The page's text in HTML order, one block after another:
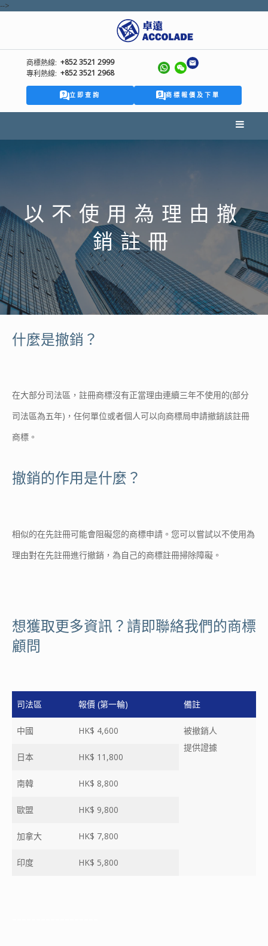
-->
商標熱線: +852 3521 2999
專利熱線: +852 3521 2968
立即查詢 商標報價及下單
以不使用為理由撤
銷註冊
什麼是撤銷？
在大部分司法區，註冊商標沒有正當理由連續三年不使用的(部分
司法區為五年)，任何單位或者個人可以向商標局申請撤銷該註冊
商標。
撤銷的作用是什麼？
相似的在先註冊可能會阻礙您的商標申請。您可以嘗試以不使用為
理由對在先註冊進行撤銷，為自己的商標註冊掃除障礙。
想獲取更多資訊？請即聯絡我們的商標
顧問
司法區 報價 (第一輪) 備註
中國 HK$ 4,600
被撤銷人
提供證據
日本
HK$ 11,800
南韓 HK$ 8,800
歐盟 HK$ 9,800
加拿大 HK$ 7,800
印度 HK$ 5,800